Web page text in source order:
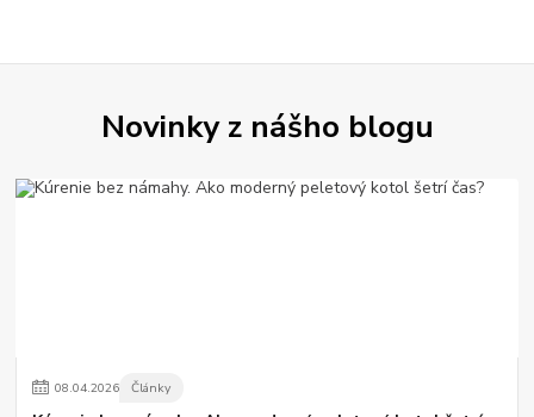
Novinky z nášho blogu
08.04.2026 Články